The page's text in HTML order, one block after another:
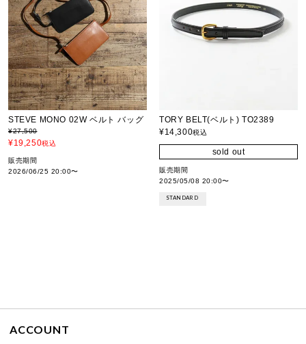
STEVE MONO 02W ベルト バッグ
¥27,500
¥19,250税込
販売期間
2026/06/25 20:00〜
TORY BELT(ベルト) TO2389
¥14,300税込
sold out
販売期間
2025/05/08 20:00〜
STANDARD
ACCOUNT